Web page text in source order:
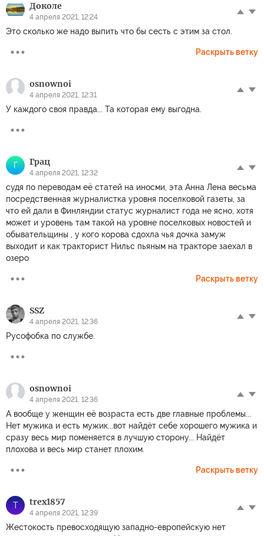
Доколе
4 апреля 2021, 12:24
Это сколько же надо выпить что бы сесть с этим за стол.
Раскрыть ветку
osnownoi
4 апреля 2021, 12:31
У каждого своя правда... Та которая ему выгодна.
Г Грац
4 апреля 2021, 12:32
судя по переводам её статей на иносми, эта Анна Лена весьма
посредственная журналистка уровня поселковой газеты, за
что ей дали в Финляндии статус журналист года не ясно, хотя
может и уровень там такой на уровне поселковых новостей и
обывательщины , у кого корова сдохла чья дочка замуж
выходит и как тракторист Нильс пьяным на тракторе заехал в
озеро
Раскрыть ветку
SSZ
4 апреля 2021, 12:36
Русофобка по службе.
osnownoi
4 апреля 2021, 12:36
А вообще у женщин её возраста есть две главные проблемы...
Нет мужика и есть мужик...вот найдёт себе хорошего мужика и
сразу весь мир поменяется в лучшую сторону... Найдёт
плохова и весь мир станет плохим.
Раскрыть ветку
T trex1857
4 апреля 2021, 12:39
Жестокость превосходящую западно-европейскую нет